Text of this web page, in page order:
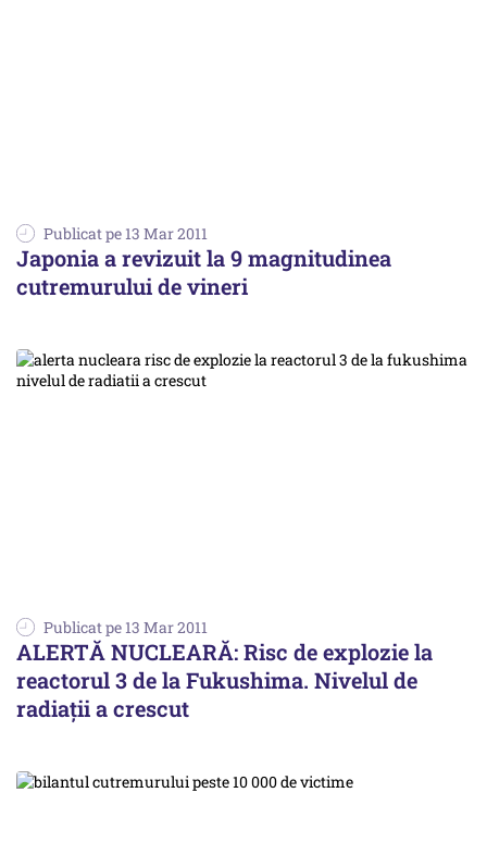
Publicat pe 13 Mar 2011
Japonia a revizuit la 9 magnitudinea
cutremurului de vineri
Publicat pe 13 Mar 2011
ALERTĂ NUCLEARĂ: Risc de explozie la
reactorul 3 de la Fukushima. Nivelul de
radiații a crescut